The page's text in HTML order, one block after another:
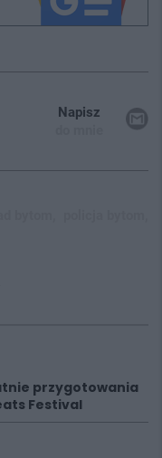
Napisz
przygotowania
Festival